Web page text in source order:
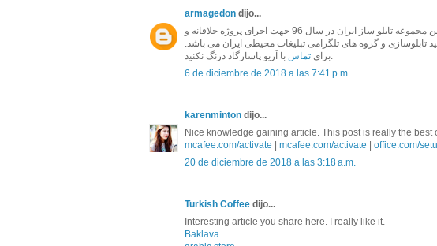
armagedon dijo...
و نمای ساختمان آریو پاسارگاد به عنوان برترین مجموعه تابلو ساز ایران در سال 96 جهت اجرای پروژه خلاقانه و
تابلوسازی و گروه های تلگرامی تبلیغات محیطی ایران می باشد.
برای تماس
با آریو پاسارگاد درنگ نکنید.
6 de diciembre de 2018 a las 7:41 p.m.
karenminton dijo...
Nice knowledge gaining article. This post is really the best
mcafee.com/activate
mcafee.com/activate
office.com/
20 de diciembre de 2018 a las 3:18 a.m.
Turkish Coffee dijo...
Interesting article you share here. I really like it.
Baklava